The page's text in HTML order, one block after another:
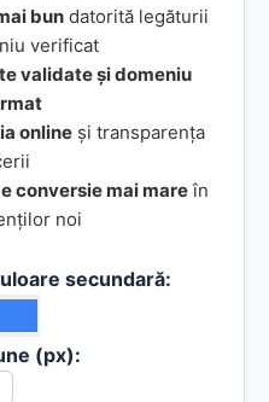
bun datorită legăturii
verificat
validate și domeniu
online și transparența
conversie mai mareîn
noi
secundară:
(px):